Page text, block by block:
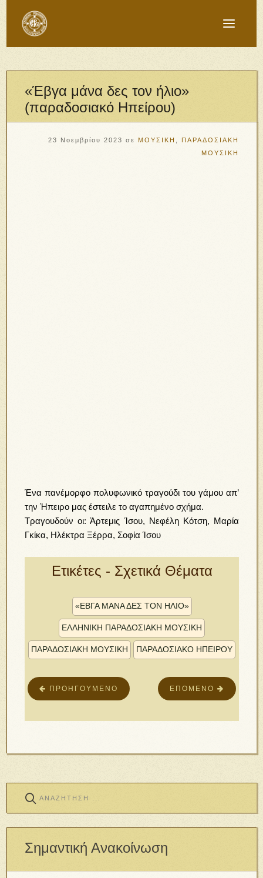
«Έβγα μάνα δες τον ήλιο»
(παραδοσιακό Ηπείρου)
23 Νοεμβρίου 2023 σε ΜΟΥΣΙΚΗ
ΠΑΡΑΔΟΣΙΑΚΗ
ΜΟΥΣΙΚΗ
Ένα πανέμορφο πολυφωνικό τραγούδι του γάμου απ’
την Ήπειρο μας έστειλε το αγαπημένο σχήμα.
Τραγουδούν οι: Άρτεμις Ίσου, Νεφέλη Κότση, Μαρία
Γκίκα, Ηλέκτρα Ξέρρα, Σοφία Ίσου
Ετικέτες - Σχετικά Θέματα
«ΈΒΓΑ ΜΆΝΑ ΔΕΣ ΤΟΝ ΉΛΙΟ»
ΕΛΛΗΝΙΚΉ ΠΑΡΑΔΟΣΙΑΚΉ ΜΟΥΣΙΚΉ
ΠΑΡΑΔΟΣΙΑΚΗ ΜΟΥΣΙΚΗ ΠΑΡΑΔΟΣΙΑΚΟ ΗΠΕΙΡΟΥ
ΕΠΌΜΕΝΟ
ΠΡΟΗΓΟΎΜΕΝΟ
Σημαντική Ανακοίνωση